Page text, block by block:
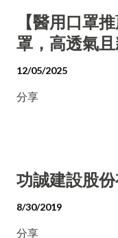
【醫用口罩
罩，高透氣
12/05/2025
分享
功誠建設股
8/30/2019
分享